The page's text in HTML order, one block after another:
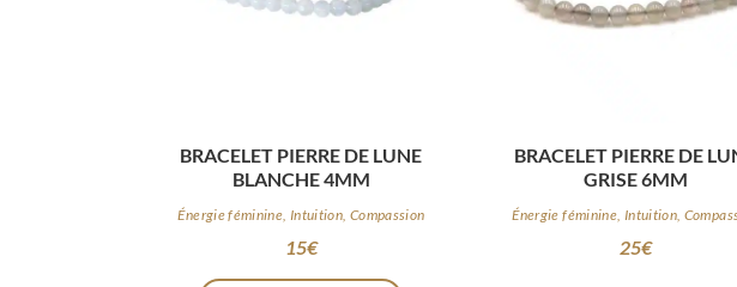
BRACELET PIERRE DE LUNE
BLANCHE 4MM
Énergie féminine, Intuition, Compassion
15€
BRACELET PIERRE DE
GRISE 6MM
Énergie féminine, Intuition,
25€